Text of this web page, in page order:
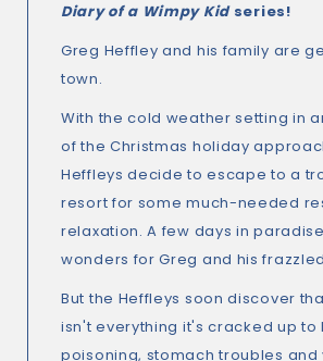
Diary of a Wimpy Kid series!
Greg Heffley and his family are
town.
With the cold weather setting in
of the Christmas holiday
Heffleys decide to escape to a
resort for some much-needed
relaxation. A few days in
wonders for Greg and his
But the Heffleys soon discover
isn't everything it's cracked up to
poisoning, stomach troubles and